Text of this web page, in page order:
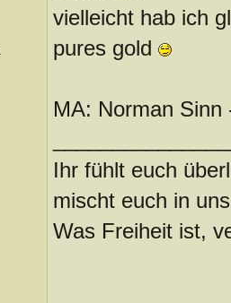
vielleicht hab ich
pures gold
MA: Norman Sinn
Ihr fühlt euch
mischt euch in
Was Freiheit ist,